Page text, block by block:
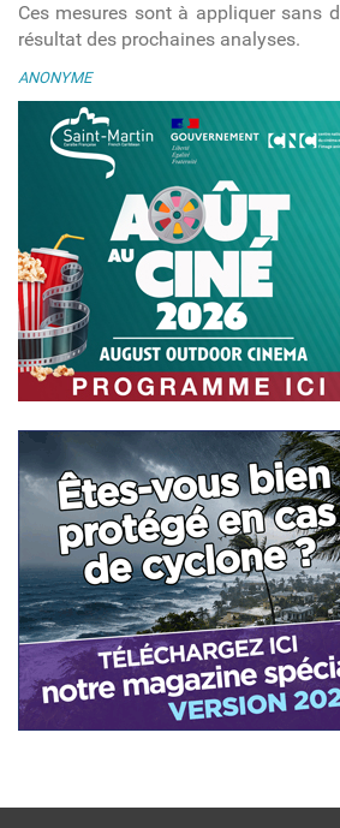
Ces mesures sont à appliquer sans
résultat des prochaines analyses.
ANONYME